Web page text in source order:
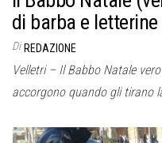
di barba e
Di REDAZIONE
Velletri – Il Babbo Natale
accorgono quando gli tirano